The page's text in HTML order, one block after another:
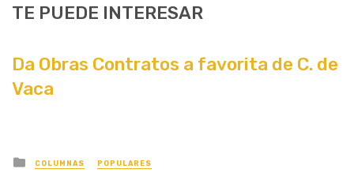
TE PUEDE INTERESAR
Da Obras Contratos a favorita de C. de
Vaca
Posted
in
COLUMNAS POPULARES